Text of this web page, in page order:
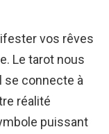
vos rêves
Le tarot nous
se connecte à
réalité
puissant